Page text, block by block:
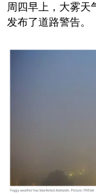
周四早上，大雾天
发布了道路警告。